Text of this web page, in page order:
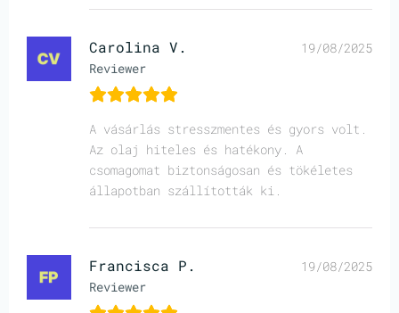
Carolina V.
Reviewer
19/08/2025
A vásárlás stresszmentes és gyors volt.
Az olaj hiteles és hatékony. A
csomagomat biztonságosan és tökéletes
állapotban szállították ki.
Francisca P.
Reviewer
19/08/2025